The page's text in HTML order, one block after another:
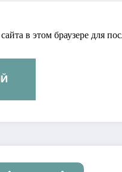
в этом браузере для